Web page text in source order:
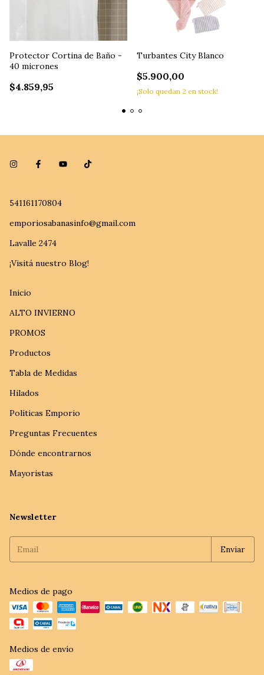
Protector Cortina de Baño -
40 micrones
$4.859,95
Turbantes City Blanco
$5.900,00
¡Solo quedan 2 en stock!
541161170804
emporiosabanasinfo@gmail.com
Lavalle 2474
¡Visitá nuestro Blog!
Inicio
ALTO INVIERNO
PROMOS
Productos
Tabla de Medidas
Hilados
Políticas Emporio
Preguntas Frecuentes
Dónde encontrarnos
Mayoristas
Newsletter
Medios de pago
Medios de envío